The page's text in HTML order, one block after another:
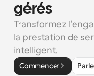
gérés
Transformez
la prestation de
intelligent.
Commencer